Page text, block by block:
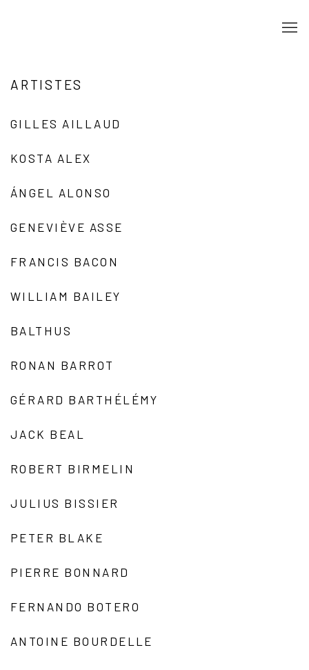
ARTISTES
GILLES AILLAUD
KOSTA ALEX
ÁNGEL ALONSO
GENEVIÈVE ASSE
FRANCIS BACON
WILLIAM BAILEY
BALTHUS
RONAN BARROT
GÉRARD BARTHÉLÉMY
JACK BEAL
ROBERT BIRMELIN
JULIUS BISSIER
PETER BLAKE
PIERRE BONNARD
FERNANDO BOTERO
ANTOINE BOURDELLE